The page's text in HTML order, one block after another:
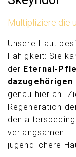
Multipliziere die
Unsere Haut
Fähigkeit: Sie
der Eternal-
dazugehörigen
genau hier an.
Regeneration
den
verlangsamen –
jugendlichere